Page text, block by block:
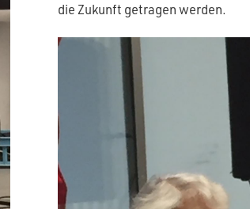
die Zukunft getragen werden.